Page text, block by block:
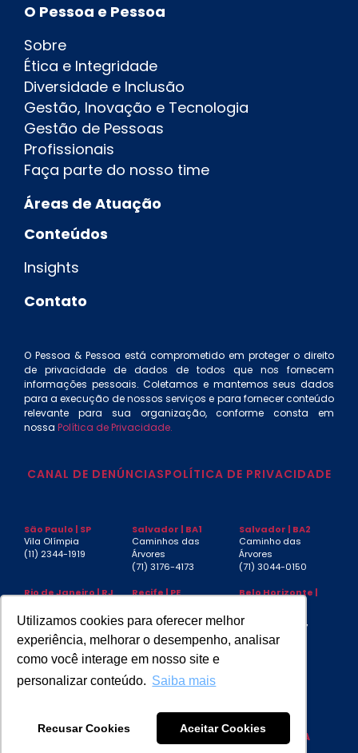
Utilizamos cookies para oferecer melhor
experiência, melhorar o desempenho, analisar
como você interage em nosso site e
personalizar conteúdo. Saiba mais
Recusar Cookies Aceitar Cookies
O Pessoa e Pessoa
Sobre
Ética e Integridade
Diversidade e Inclusão
Gestão, Inovação e Tecnologia
Gestão de Pessoas
Profissionais
Faça parte do nosso time
Áreas de Atuação
Conteúdos
Insights
Contato
O Pessoa & Pessoa está comprometido em proteger o direito
de privacidade de dados de todos que nos fornecem
informações pessoais. Coletamos e mantemos seus dados
para a execução de nossos serviços e para fornecer conteúdo
relevante para sua organização, conforme consta em
nossa Política de Privacidade.
CANAL DE DENÚNCIASPOLÍTICA DE PRIVACIDADE
São Paulo | SP
Vila Olímpia
(11) 2344-1919
Salvador | BA1
Caminhos das
Árvores
(71) 3176-4173
Salvador | BA2
Caminho das
Árvores
(71) 3044-0150
Rio de Janeiro | RJ
(21) 3553-4040
Recife | PE
(81) 3032-4880
Belo Horizonte |
(31) 3267-6397
Aracaju | SE
Jardins
(79) 3217-7230
(92) 3085-4439
DESIGN BYCOLOSSEO | CODE BYSWP MIDIA